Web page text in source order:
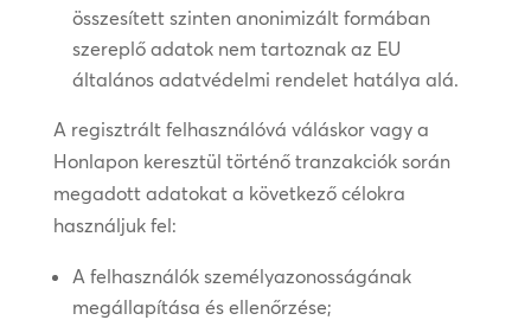
összesített szinten anonimizált formában
szereplő adatok nem tartoznak az EU
általános adatvédelmi rendelet hatálya alá.
A regisztrált felhasználóvá váláskor vagy a
Honlapon keresztül történő tranzakciók során
megadott adatokat a következő célokra
használjuk fel:
A felhasználók személyazonosságának
megállapítása és ellenőrzése;